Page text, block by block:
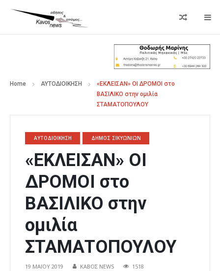
Home ΑΥΤΟΔΙΟΙΚΗΣΗ
«ΕΚΛΕΙΣΑΝ» ΟΙ ΔΡΟΜΟΙ στο
ΒΑΣΙΛΙΚΟ στην ομιλία
ΣΤΑΜΑΤΟΠΟΥΛΟΥ
ΑΥΤΟΔΙΟΙΚΗΣΗ ΔΗΜΟΣ ΣΙΚΥΩΝΙΩΝ
«ΕΚΛΕΙΣΑΝ» ΟΙ
ΔΡΟΜΟΙ στο
ΒΑΣΙΛΙΚΟ στην
ομιλία
ΣΤΑΜΑΤΟΠΟΥΛΟΥ
19 ΜΑΪ́ΟΥ 2019 ΚΑΒΟΣ NEWS 1518